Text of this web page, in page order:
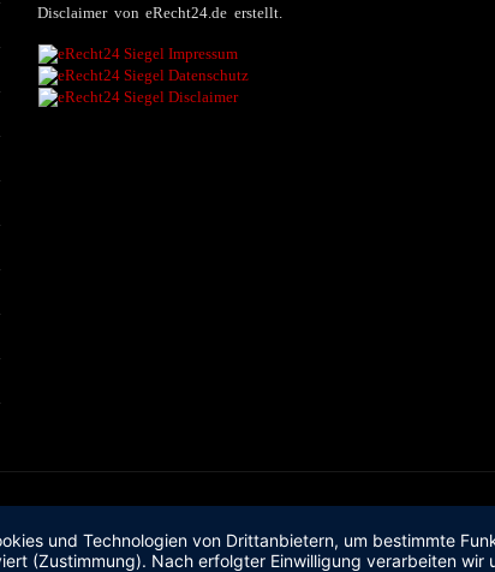
Disclaimer von eRecht24.de erstellt.
und Technologien von Drittanbietern, um bestimmte
(Zustimmung). Nach erfolgter Einwilligung verarbeiten